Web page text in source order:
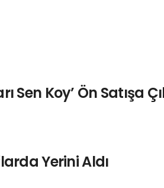
Sen Koy’ Ön Satışa
Yerini Aldı